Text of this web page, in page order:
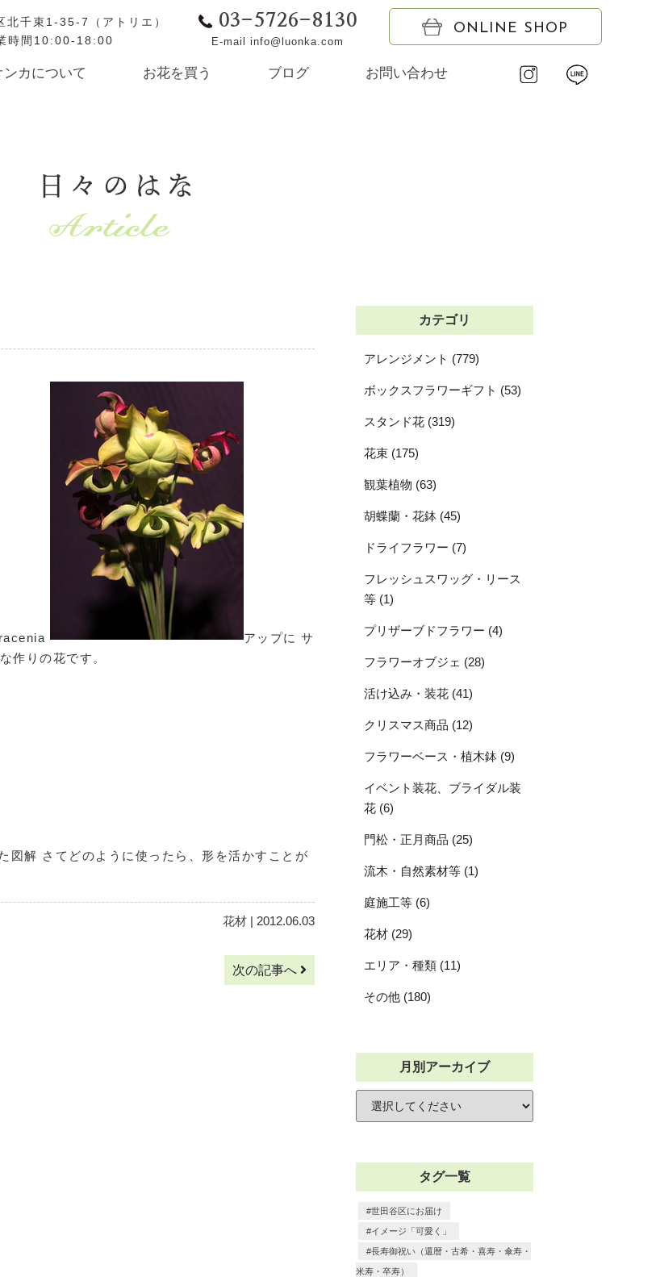
北千束1-35-7（アトリエ）
時間10:00-18:00
03-5726-8130
E-mail info@luonka.com
ONLINE SHOP
ンカについて お花を買う ブログ お問い合わせ
日々のはな
アップに サ
作りの花です。
図解 さてどのように使ったら、形を活かすことが
花材| 2012.06.03
次の記事へ
カテゴリ
アレンジメント (779)
ボックスフラワーギフト (53)
スタンド花 (319)
花束 (175)
観葉植物 (63)
胡蝶蘭・花鉢 (45)
ドライフラワー (7)
フレッシュスワッグ・リース
等 (1)
プリザーブドフラワー (4)
フラワーオブジェ (28)
活け込み・装花 (41)
クリスマス商品 (12)
フラワーベース・植木鉢 (9)
イベント装花、ブライダル装
花 (6)
門松・正月商品 (25)
流木・自然素材等 (1)
庭施工等 (6)
花材 (29)
エリア・種類 (11)
その他 (180)
月別アーカイブ
タグ一覧
世田谷区にお届け
イメージ「可愛く」
長寿御祝い（還暦・古希・喜寿・傘寿・
米寿・卒寿）